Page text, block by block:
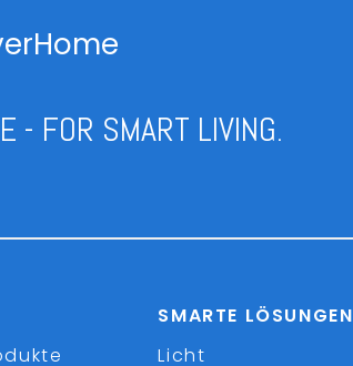
- FOR SMART LIVING.
SMARTE LÖSUNGEN
Licht